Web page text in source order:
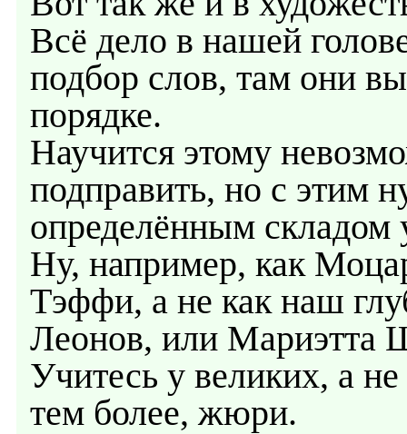
Всё дело в нашей
подбор слов, там они
порядке.
Научится этому
подправить, но с этим
определённым складом
Ну, например, как
Тэффи, а не как наш
Леонов, или Мариэтта
Учитесь у великих, а
тем более, жюри.